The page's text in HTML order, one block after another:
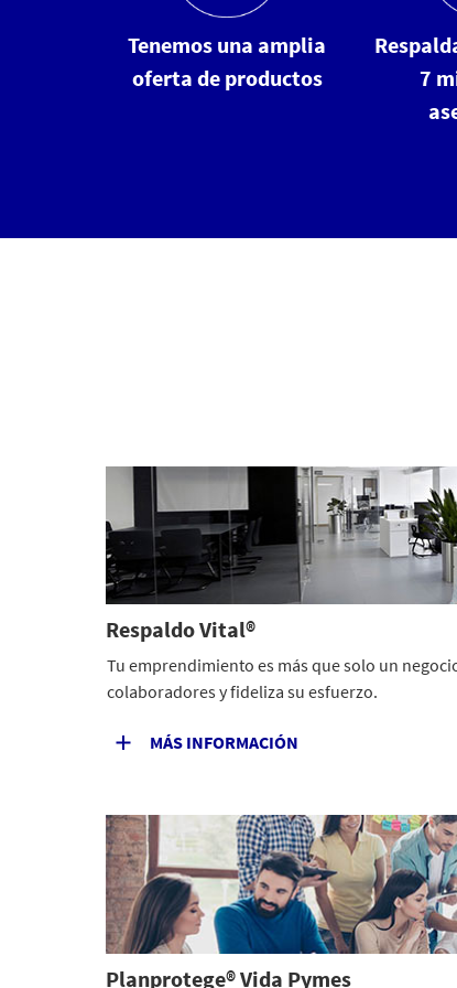
Tenemos una amplia
oferta de productos
7
Respaldo Vital®
Tu emprendimiento es más que solo un
colaboradores y fideliza su esfuerzo.
MÁS INFORMACIÓN
Planprotege® Vida Pymes